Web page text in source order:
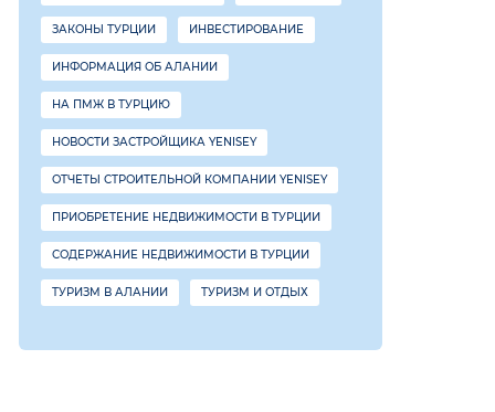
ЗАКОНЫ ТУРЦИИ ИНВЕСТИРОВАНИЕ
ИНФОРМАЦИЯ ОБ АЛАНИИ
НА ПМЖ В ТУРЦИЮ
НОВОСТИ ЗАСТРОЙЩИКА YENISEY
ОТЧЕТЫ СТРОИТЕЛЬНОЙ КОМПАНИИ YENISEY
ПРИОБРЕТЕНИЕ НЕДВИЖИМОСТИ В ТУРЦИИ
СОДЕРЖАНИЕ НЕДВИЖИМОСТИ В ТУРЦИИ
ТУРИЗМ В АЛАНИИ ТУРИЗМ И ОТДЫХ